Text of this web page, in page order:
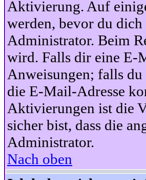
Aktivierung. Auf
werden, bevor du
Administrator. Beim
wird. Falls dir eine E-
Anweisungen; falls du
die E-Mail-Adresse
Aktivierungen ist die
sicher bist, dass die
Administrator.
Nach oben